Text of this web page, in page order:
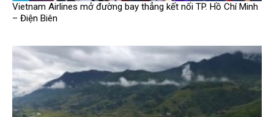
Vietnam Airlines mở đường bay thẳng kết nối TP. Hồ Chí Minh
– Điện Biên